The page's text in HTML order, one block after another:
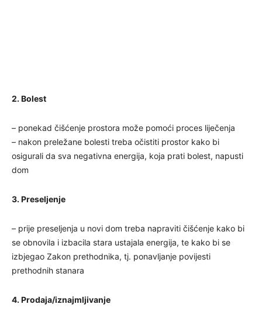
2. Bolest
– ponekad čišćenje prostora može pomoći proces liječenja
– nakon preležane bolesti treba očistiti prostor kako bi
osigurali da sva negativna energija, koja prati bolest, napusti
dom
3. Preseljenje
– prije preseljenja u novi dom treba napraviti čišćenje kako bi
se obnovila i izbacila stara ustajala energija, te kako bi se
izbjegao Zakon prethodnika, tj. ponavljanje povijesti
prethodnih stanara
4. Prodaja/iznajmljivanje